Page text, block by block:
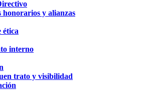
honorarios y alianzas
ética
interno
trato y visibilidad